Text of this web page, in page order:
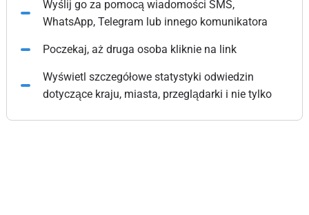
Wyślij go za pomocą wiadomości SMS,
WhatsApp, Telegram lub innego komunikatora
Poczekaj, aż druga osoba kliknie na link
Wyświetl szczegółowe statystyki odwiedzin
dotyczące kraju, miasta, przeglądarki i nie tylko